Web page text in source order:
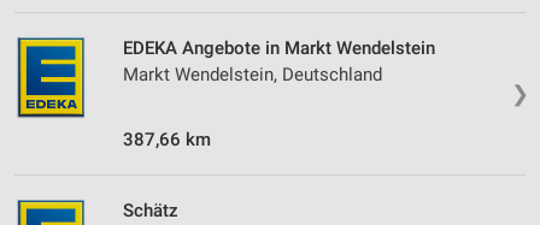
❯
EDEKA Angebote in Markt Wendelstein
Markt Wendelstein, Deutschland
387,66 km
Schätz